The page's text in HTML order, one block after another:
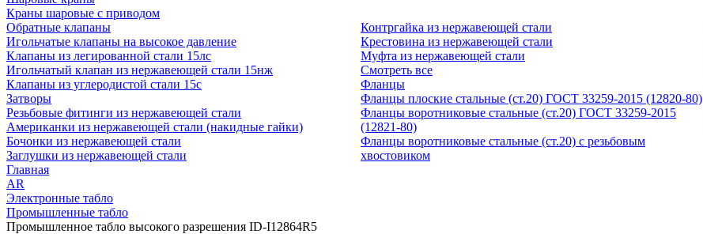
Краны шаровые с приводом
Обратные клапаны
Игольчатые клапаны на высокое давление
Клапаны из легированной стали 15лс
Игольчатый клапан из нержавеющей стали 15нж
Клапаны из углеродистой стали 15с
Затворы
Резьбовые фитинги из нержавеющей стали
Американки из нержавеющей стали (накидные гайки)
Бочонки из нержавеющей стали
Заглушки из нержавеющей стали
Контргайка из нержавеющей стали
Крестовина из нержавеющей стали
Муфта из нержавеющей стали
Смотреть все
Фланцы
Фланцы плоские стальные (ст.20) ГОСТ 33259-2015 (12820-80)
Фланцы воротниковые стальные (ст.20) ГОСТ 33259-2015
(12821-80)
Фланцы воротниковые стальные (ст.20) с резьбовым
хвостовиком
Главная
AR
Электронные табло
Промышленные табло
Промышленное табло высокого разрешения ID-I12864R5